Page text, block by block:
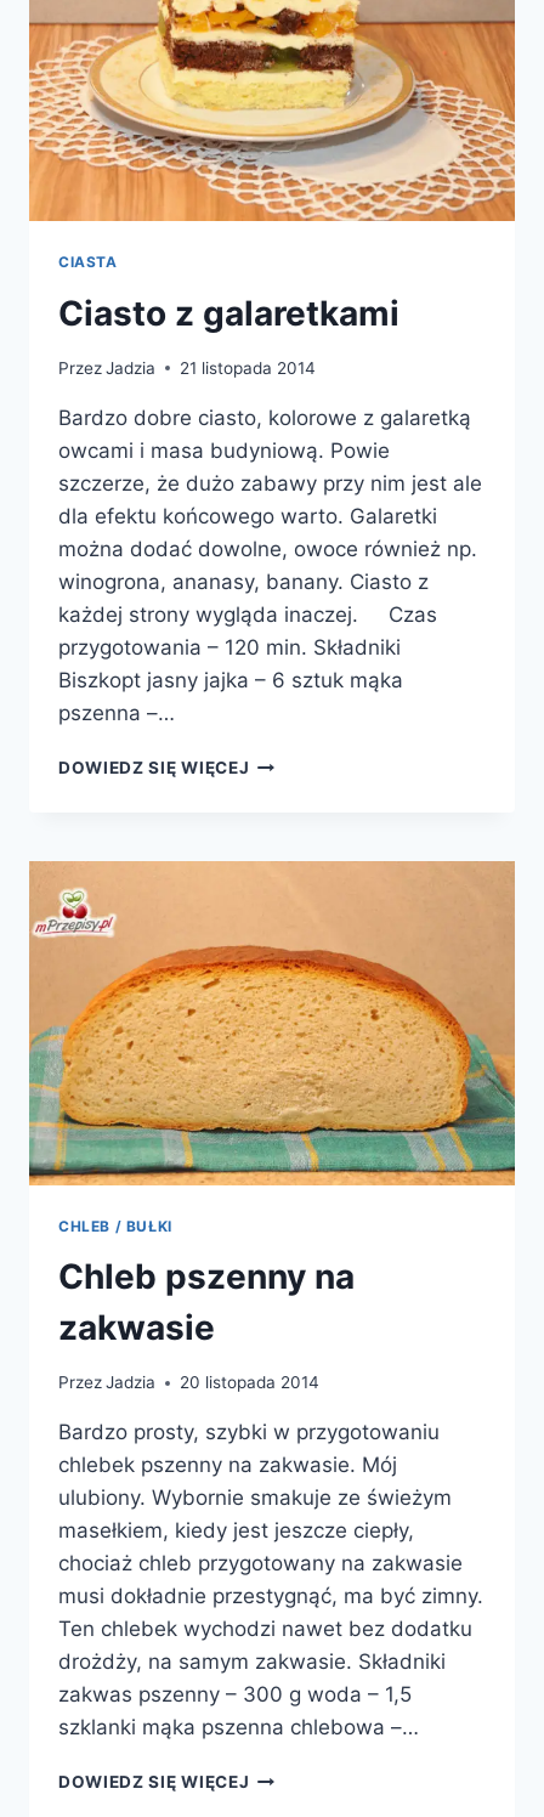
CIASTA
Ciasto z galaretkami
PrzezJadzia 21 listopada 2014
Bardzo dobre ciasto, kolorowe z galaretką
owcami i masa budyniową. Powie
szczerze, że dużo zabawy przy nim jest ale
dla efektu końcowego warto. Galaretki
można dodać dowolne, owoce również np.
winogrona, ananasy, banany. Ciasto z
każdej strony wygląda inaczej. Czas
przygotowania – 120 min. Składniki
Biszkopt jasny jajka – 6 sztuk mąka
pszenna –…
DOWIEDZ SIĘ WIĘCEJ CIASTO
CHLEB / BUŁKI
Chleb pszenny na
zakwasie
PrzezJadzia 20 listopada 2014
Bardzo prosty, szybki w przygotowaniu
chlebek pszenny na zakwasie. Mój
ulubiony. Wybornie smakuje ze świeżym
masełkiem, kiedy jest jeszcze ciepły,
chociaż chleb przygotowany na zakwasie
musi dokładnie przestygnąć, ma być zimny.
Ten chlebek wychodzi nawet bez dodatku
drożdży, na samym zakwasie. Składniki
zakwas pszenny – 300 g woda – 1,5
szklanki mąka pszenna chlebowa –…
DOWIEDZ SIĘ WIĘCEJ CHLEB